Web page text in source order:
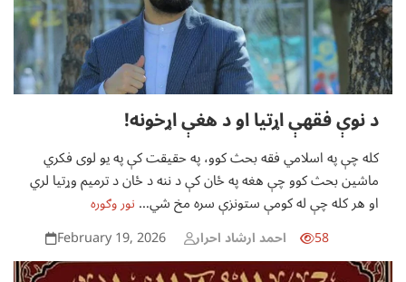
د نوې فقهې اړتیا او د هغې اړخونه!
کله چې په اسلامي فقه بحث کوو، په حقیقت کې په یو لوی فکري
ماشین بحث کوو چې هغه په ځان کې د ننه د ځان د ترمیم وړتیا لري
او هر کله چې له کومې ستونزې سره مخ شي… نور وګوره
February 19, 2026 احمد ارشاد احرار 58